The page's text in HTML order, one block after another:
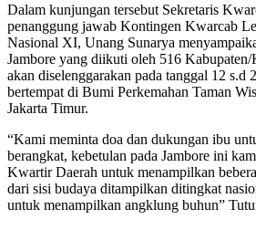
Dalam kunjungan tersebut Sekretaris
penanggung jawab Kontingen Kwarcab
Nasional XI, Unang Sunarya
Jambore yang diikuti oleh 516
akan diselenggarakan pada tanggal 12 s.d
bertempat di Bumi Perkemahan Taman
Jakarta Timur.
“Kami meminta doa dan dukungan ibu
berangkat, kebetulan pada Jambore ini
Kwartir Daerah untuk menampilkan
dari sisi budaya ditampilkan ditingkat
untuk menampilkan angklung buhun”